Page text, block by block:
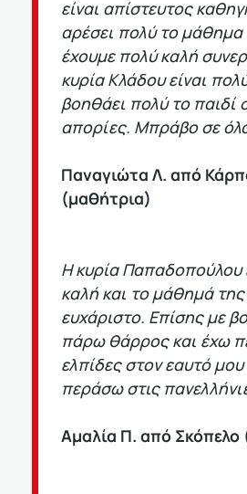
είναι απίστευτος
αρέσει πολύ το μάθημα
έχουμε πολύ καλή
κυρία Κλάδου είναι
βοηθάει πολύ το παιδί
απορίες. Μπράβο σε
Παναγιώτα Λ. από
(μαθήτρια)
Η κυρία Παπαδοπούλου
καλή και το μάθημά της
ευχάριστο. Επίσης με
πάρω θάρρος και έχω
ελπίδες στον εαυτό μου
περάσω στις
Αμαλία Π. από Σκόπελο